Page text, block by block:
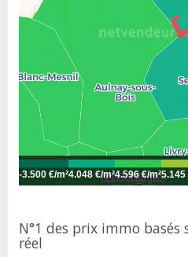
-3.500 €/m²4.048 €/m²4.596 €/m²5.145
N°1 des prix immo
réel